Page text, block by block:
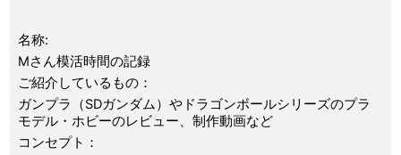
名称:
Mさん模活時間の記録
ご紹介しているもの：
ガンプラ（SDガンダム）やドラゴンボールシリーズのプラ
モデル・ホビーのレビュー、制作動画など
コンセプト：